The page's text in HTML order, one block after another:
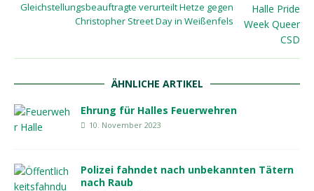
Gleichstellungsbeauftragte verurteilt Hetze gegen
Christopher Street Day in Weißenfels
ÄHNLICHE ARTIKEL
Ehrung für Halles Feuerwehren
10. November 2023
Polizei fahndet nach unbekannten Tätern
nach Raub